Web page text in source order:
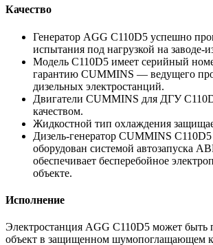
Качество
Генератор AGG C110D5 успешно
испытания под нагрузкой на заводе-
Модель C110D5 имеет серийный
гарантию CUMMINS — ведущего
дизельных электростанций.
Двигатели CUMMINS для ДГУ
качеством.
Жидкостной тип охлаждения
Дизель-генератор CUMMINS
оборудован системой автозапуска
обеспечивает бесперебойное
объекте.
Исполнение
Электростанция AGG C110D5 может быть
объект в защищенном шумопоглащающем